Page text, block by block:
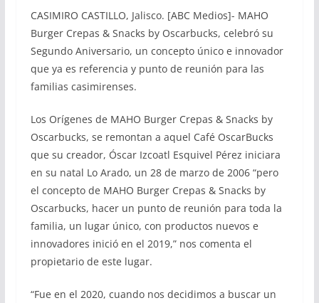
CASIMIRO CASTILLO, Jalisco. [ABC Medios]- MAHO
Burger Crepas & Snacks by Oscarbucks, celebró su
Segundo Aniversario, un concepto único e innovador
que ya es referencia y punto de reunión para las
familias casimirenses.
Los Orígenes de MAHO Burger Crepas & Snacks by
Oscarbucks, se remontan a aquel Café OscarBucks
que su creador, Óscar Izcoatl Esquivel Pérez iniciara
en su natal Lo Arado, un 28 de marzo de 2006 “pero
el concepto de MAHO Burger Crepas & Snacks by
Oscarbucks, hacer un punto de reunión para toda la
familia, un lugar único, con productos nuevos e
innovadores inició en el 2019,” nos comenta el
propietario de este lugar.
“Fue en el 2020, cuando nos decidimos a buscar un